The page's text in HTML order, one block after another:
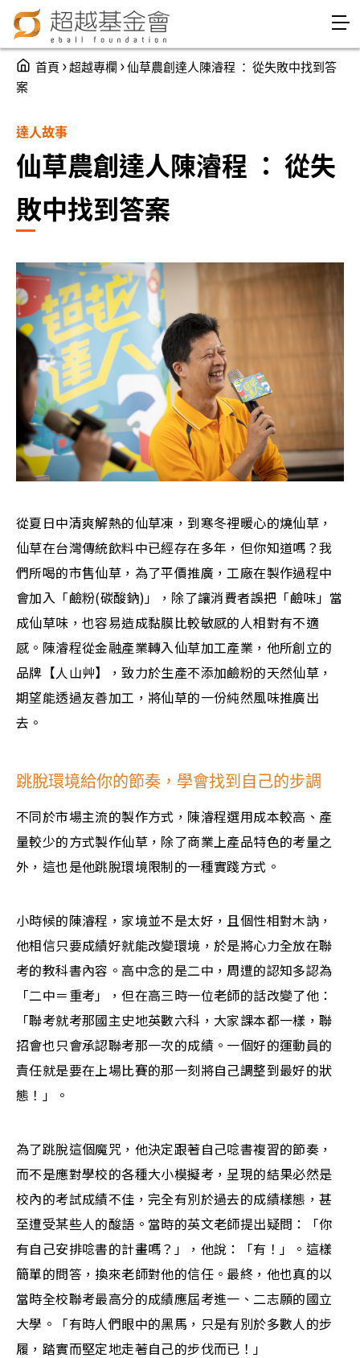
Jump to Navigation
Jump to Main content
You are here
首頁 ›超越專欄 ›仙草農創達人陳濬程 ： 從失敗中找到答
案
達人故事
仙草農創達人陳濬程 ： 從失
敗中找到答案
從夏日中清爽解熱的仙草凍，到寒冬裡暖心的燒仙草，
仙草在台灣傳統飲料中已經存在多年，但你知道嗎？我
們所喝的市售仙草，為了平價推廣，工廠在製作過程中
會加入「鹼粉(碳酸鈉)」，除了讓消費者誤把「鹼味」當
成仙草味，也容易造成黏膜比較敏感的人相對有不適
感。陳濬程從金融產業轉入仙草加工產業，他所創立的
品牌【人山艸】，致力於生產不添加鹼粉的天然仙草，
期望能透過友善加工，將仙草的一份純然風味推廣出
去。
跳脫環境給你的節奏，學會找到自己的步調
不同於市場主流的製作方式，陳濬程選用成本較高、產
量較少的方式製作仙草，除了商業上產品特色的考量之
外，這也是他跳脫環境限制的一種實踐方式。
小時候的陳濬程，家境並不是太好，且個性相對木訥，
他相信只要成績好就能改變環境，於是將心力全放在聯
考的教科書內容。高中念的是二中，周遭的認知多認為
「二中＝重考」，但在高三時一位老師的話改變了他：
「聯考就考那國主史地英數六科，大家課本都一樣，聯
招會也只會承認聯考那一次的成績。一個好的運動員的
責任就是要在上場比賽的那一刻將自己調整到最好的狀
態！」。
為了跳脫這個魔咒，他決定跟著自己唸書複習的節奏，
而不是應對學校的各種大小模擬考，呈現的結果必然是
校內的考試成績不佳，完全有別於過去的成績樣態，甚
至遭受某些人的酸語。當時的英文老師提出疑問：「你
有自己安排唸書的計畫嗎？」，他說：「有！」。這樣
簡單的問答，換來老師對他的信任。最終，他也真的以
當時全校聯考最高分的成績應屆考進一、二志願的國立
大學。「有時人們眼中的黑馬，只是有別於多數人的步
履，踏實而堅定地走著自己的步伐而已！」